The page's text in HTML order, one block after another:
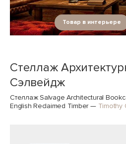
Товар в интерьере
Стеллаж
Cэлвейдж
Стеллаж Salvage Architectural
English Reclaimed Timber— Timothy